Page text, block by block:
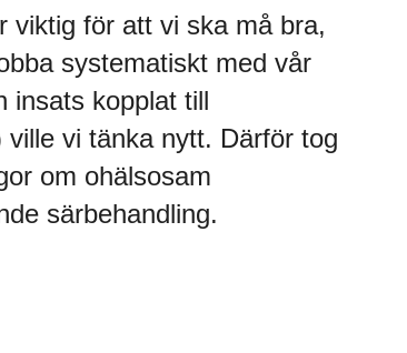
viktig för att vi ska må bra,
systematiskt med vår
insats kopplat till
vi tänka nytt. Därför tog
om ohälsosam
särbehandling.